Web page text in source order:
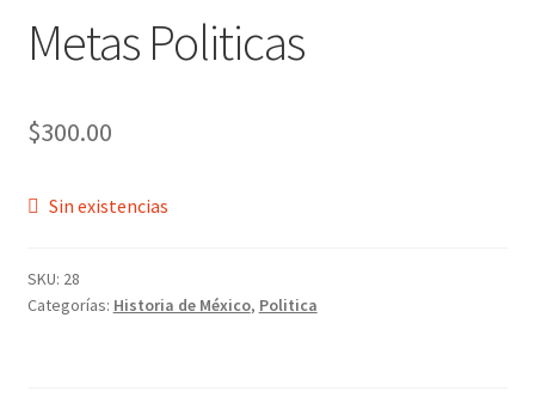
Metas Politicas
$300.00
Sin existencias
SKU: 28
Categorías: Historia de México, Politica